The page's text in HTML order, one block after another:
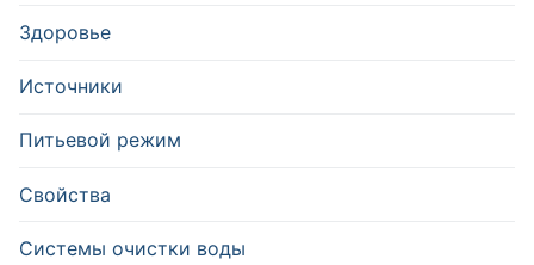
Здоровье
Источники
Питьевой режим
Свойства
Системы очистки воды